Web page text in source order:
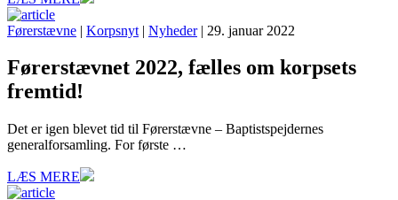
Førerstævne | Korpsnyt | Nyheder| 29. januar 2022
Førerstævnet 2022, fælles om korpsets
fremtid!
Det er igen blevet tid til Førerstævne – Baptistspejdernes
generalforsamling. For første …
LÆS MERE